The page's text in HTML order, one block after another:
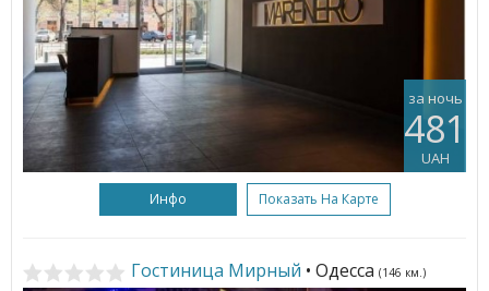
за ночь
481
UAH
Инфо Показать На Карте
Гостиница Мирный • Одесса (146 км.)